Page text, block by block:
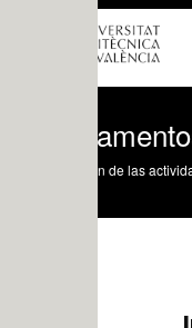
de
de las actividades